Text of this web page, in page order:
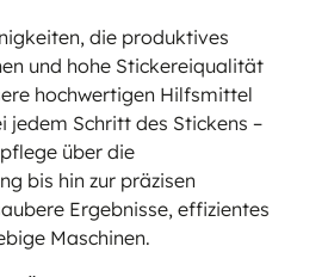
die produktives
und hohe Stickereiqualität
hochwertigen Hilfsmittel
jedem Schritt des Stickens –
über die
bis hin zur präzisen
Ergebnisse, effizientes
Maschinen.